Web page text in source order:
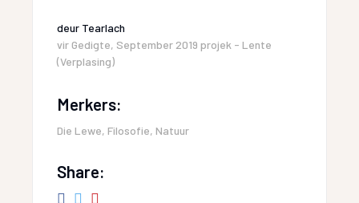
deur Tearlach
vir Gedigte, September 2019 projek - Lente
(Verplasing)
Merkers:
Die Lewe, Filosofie, Natuur
Share: